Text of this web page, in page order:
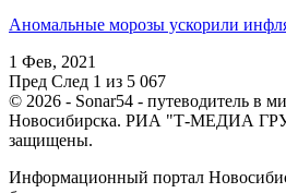
Аномальные морозы ускорили
1 Фев, 2021
Пред След 1 из 5 067
© 2026 - Sonar54 - путеводитель в
Новосибирска. РИА "Т-МЕДИА
защищены.
Информационный портал